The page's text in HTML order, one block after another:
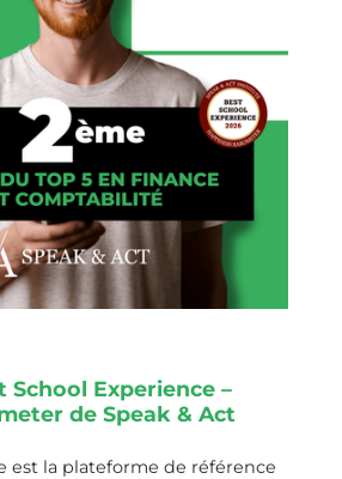
School Experience –
de Speak & Act
est la plateforme de référence